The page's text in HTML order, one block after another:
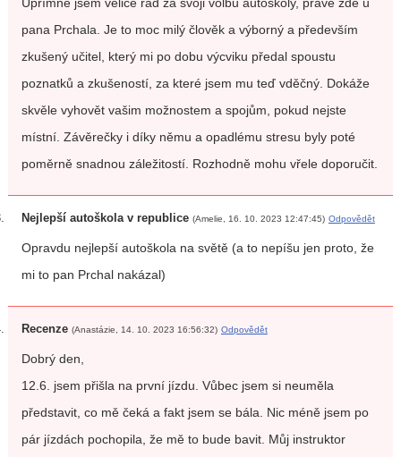
pana Prchala. Je to moc milý člověk a výborný a především
zkušený učitel, který mi po dobu výcviku předal spoustu
poznatků a zkušeností, za které jsem mu teď vděčný. Dokáže
skvěle vyhovět vašim možnostem a spojům, pokud nejste
místní. Závěrečky i díky němu a opadlému stresu byly poté
poměrně snadnou záležitostí. Rozhodně mohu vřele doporučit.
Nejlepší autoškola v republice (Amelie, 16. 10. 2023 12:47:45) Odpovědět
Opravdu nejlepší autoškola na světě (a to nepíšu jen proto, že
mi to pan Prchal nakázal)
Recenze (Anastázie, 14. 10. 2023 16:56:32) Odpovědět
Dobrý den,
12.6. jsem přišla na první jízdu. Vůbec jsem si neuměla
představit, co mě čeká a fakt jsem se bála. Nic méně jsem po
pár jízdách pochopila, že mě to bude bavit. Můj instruktor